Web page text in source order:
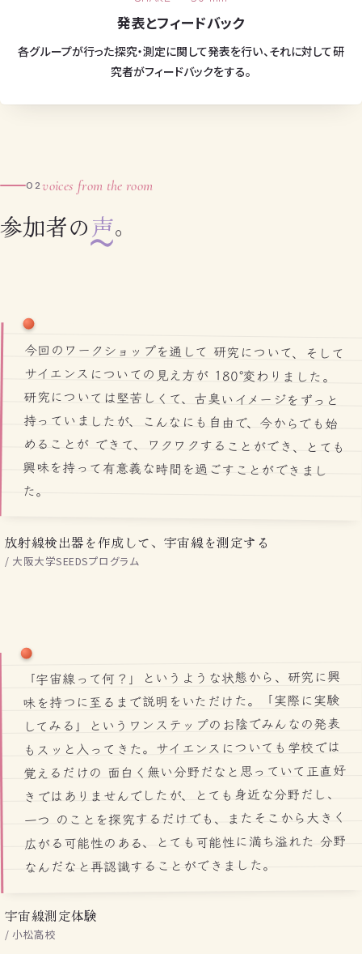
発表とフィードバック
各グループが行った探究・測定に関して発表を行い、それに対して研
究者がフィードバックをする。
02voices from the room
参加者の声。
今回のワークショップを通して 研究について、そして
サイエンスについての見え方が 180°変わりました。
研究については堅苦しくて、古臭いイメージをずっと
持っていましたが、こんなにも自由で、今からでも始
めることが できて、ワクワクすることができ、とても
興味を持って有意義な時間を過ごすことができまし
た。
放射線検出器を作成して、宇宙線を測定する
/ 大阪大学SEEDSプログラム
「宇宙線って何？」というような状態から、研究に興
味を持つに至るまで説明をいただけた。「実際に実験
してみる」というワンステップのお陰でみんなの発表
もスッと入ってきた。サイエンスについても学校では
覚えるだけの 面白く無い分野だなと思っていて正直好
きではありませんでしたが、とても身近な分野だし、
一つ のことを探究するだけでも、またそこから大きく
広がる可能性のある、とても可能性に満ち溢れた 分野
なんだなと再認識することができました。
宇宙線測定体験
/ 小松高校